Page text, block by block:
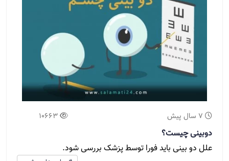
7 سال پیش 10663
دوبینی چیست؟
علل دو بینی باید فورا توسط پزشک بررسی شود.